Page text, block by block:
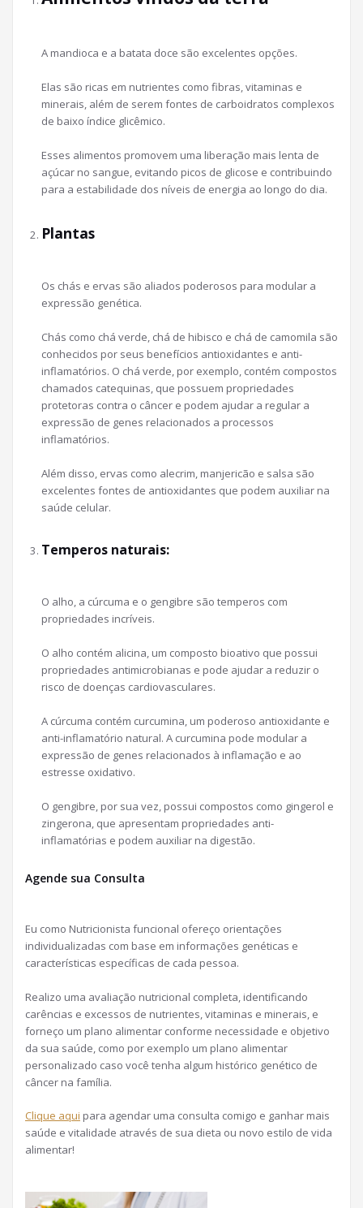
A mandioca e a batata doce são excelentes opções.
Elas são ricas em nutrientes como fibras, vitaminas e
minerais, além de serem fontes de carboidratos complexos
de baixo índice glicêmico.
Esses alimentos promovem uma liberação mais lenta de
açúcar no sangue, evitando picos de glicose e contribuindo
para a estabilidade dos níveis de energia ao longo do dia.
Plantas
Os chás e ervas são aliados poderosos para modular a
expressão genética.
Chás como chá verde, chá de hibisco e chá de camomila são
conhecidos por seus benefícios antioxidantes e anti-
inflamatórios. O chá verde, por exemplo, contém compostos
chamados catequinas, que possuem propriedades
protetoras contra o câncer e podem ajudar a regular a
expressão de genes relacionados a processos
inflamatórios.
Além disso, ervas como alecrim, manjericão e salsa são
excelentes fontes de antioxidantes que podem auxiliar na
saúde celular.
Temperos naturais:
O alho, a cúrcuma e o gengibre são temperos com
propriedades incríveis.
O alho contém alicina, um composto bioativo que possui
propriedades antimicrobianas e pode ajudar a reduzir o
risco de doenças cardiovasculares.
A cúrcuma contém curcumina, um poderoso antioxidante e
anti-inflamatório natural. A curcumina pode modular a
expressão de genes relacionados à inflamação e ao
estresse oxidativo.
O gengibre, por sua vez, possui compostos como gingerol e
zingerona, que apresentam propriedades anti-
inflamatórias e podem auxiliar na digestão.
Agende sua Consulta
Eu como Nutricionista funcional ofereço orientações
individualizadas com base em informações genéticas e
características específicas de cada pessoa.
Realizo uma avaliação nutricional completa, identificando
carências e excessos de nutrientes, vitaminas e minerais, e
forneço um plano alimentar conforme necessidade e objetivo
da sua saúde, como por exemplo um plano alimentar
personalizado caso você tenha algum histórico genético de
câncer na família.
Clique aqui para agendar uma consulta comigo e ganhar mais
saúde e vitalidade através de sua dieta ou novo estilo de vida
alimentar!